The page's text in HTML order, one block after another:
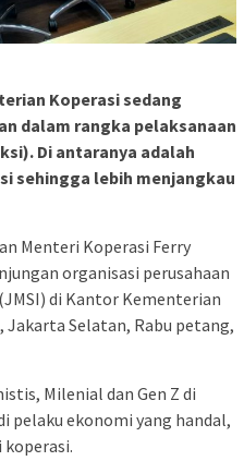
Koperasi sedang
dalam rangka pelaksanaan
Di antaranya adalah
sehingga lebih menjangkau
Menteri Koperasi Ferry
organisasi perusahaan
di Kantor Kementerian
Jakarta Selatan, Rabu petang,
Milenial dan Gen Z di
pelaku ekonomi yang handal,
koperasi.